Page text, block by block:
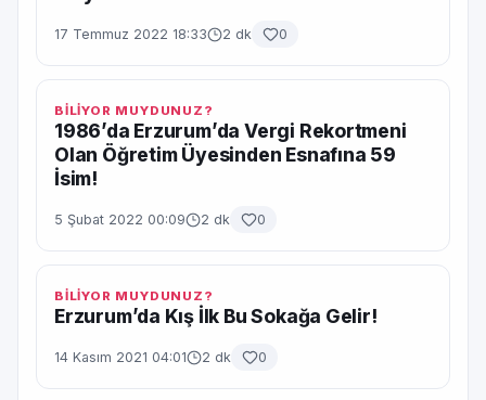
17 Temmuz 2022 18:33 2 dk 0
BİLİYOR MUYDUNUZ?
1986’da Erzurum’da Vergi Rekortmeni
Olan Öğretim Üyesinden Esnafına 59
İsim!
5 Şubat 2022 00:09 2 dk 0
BİLİYOR MUYDUNUZ?
Erzurum’da Kış İlk Bu Sokağa Gelir!
14 Kasım 2021 04:01 2 dk 0